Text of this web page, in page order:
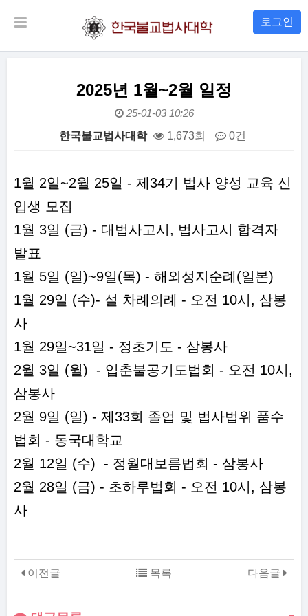
로그인
2025년 1월~2월 일정
25-01-03 10:26
한국불교법사대학 1,673회 0건
1월 2일~2월 25일 - 제34기 법사 양성 교육 신
입생 모집
1월 3일 (금) - 대법사고시, 법사고시 합격자
발표
1월 5일 (일)~9일(목) - 해외성지순례(일본)
1월 29일 (수)- 설 차례의례 - 오전 10시, 삼봉
사
1월 29일~31일 - 정초기도 - 삼봉사
2월 3일 (월) - 입춘불공기도법회 - 오전 10시,
삼봉사
2월 9일 (일) - 제33회 졸업 및 법사법위 품수
법회 - 동국대학교
2월 12일 (수) - 정월대보름법회 - 삼봉사
2월 28일 (금) - 초하루법회 - 오전 10시, 삼봉
사
이전글 다음글
목록